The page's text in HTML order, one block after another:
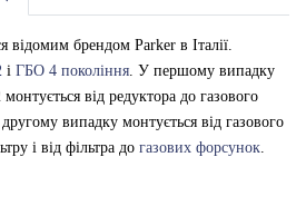
відомим брендом Parker в Італії
і ГБО 4 покоління . У першому випадку
від редуктора до газового
випадку монтується від газового
і від фільтра до газових форсунок